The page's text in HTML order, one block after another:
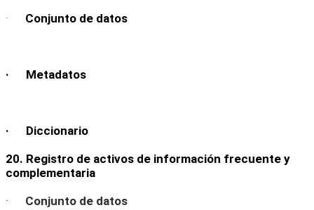
· Conjunto de datos
· Metadatos
· Diccionario
20. Registro de activos de información frecuente y
complementaria
· Conjunto de datos